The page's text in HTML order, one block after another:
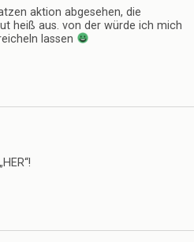
aktion abgesehen, die
heiß aus. von der würde ich mich
lassen